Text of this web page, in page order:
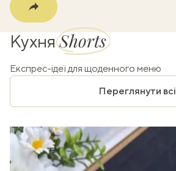
КухняShorts
Експрес-ідеї для щоденного меню
Переглянути всі